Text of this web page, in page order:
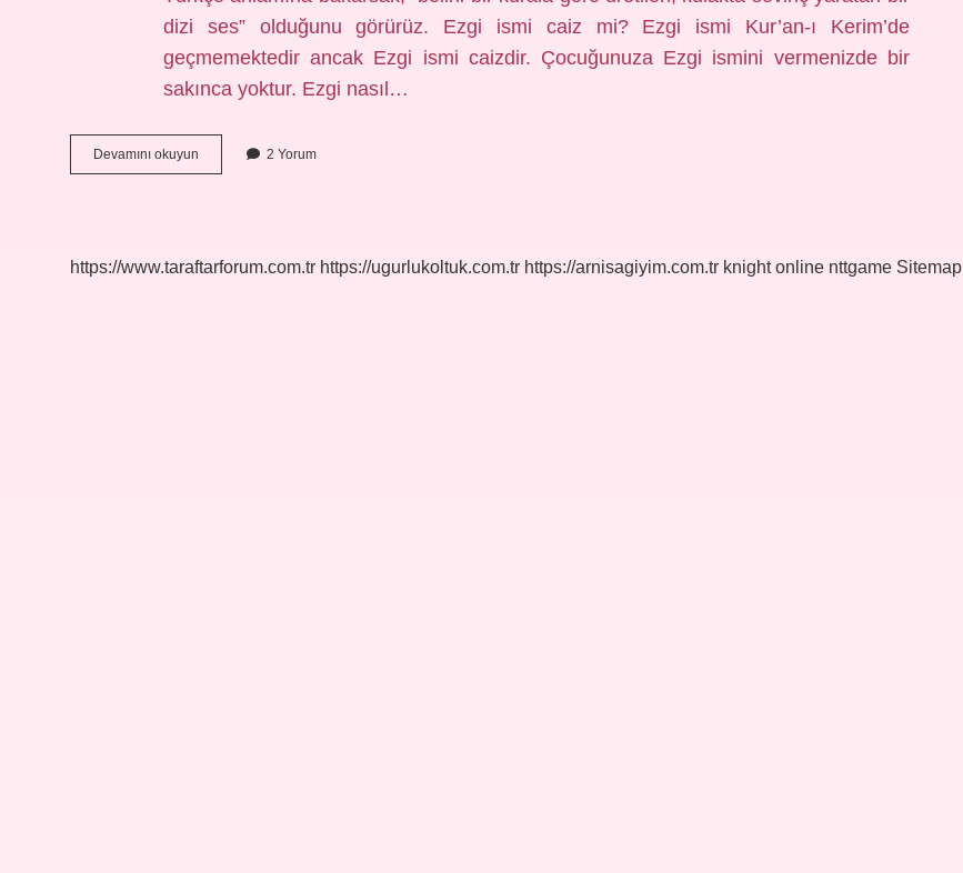
dizi ses” olduğunu görürüz. Ezgi ismi caiz mi? Ezgi ismi Kur’an-ı Kerim’de
geçmemektedir ancak Ezgi ismi caizdir. Çocuğunuza Ezgi ismini vermenizde bir
sakınca yoktur. Ezgi nasıl…
Devamını okuyun
Ne
2 Yorum
https://www.taraftarforum.com.tr https://ugurlukoltuk.com.tr https://arnisagiyim.com.tr knight online nttgame Sitemap